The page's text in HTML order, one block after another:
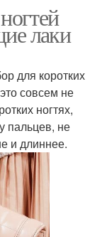
лаки
для коротких
совсем не
ногтях,
пальцев, не
и длиннее.